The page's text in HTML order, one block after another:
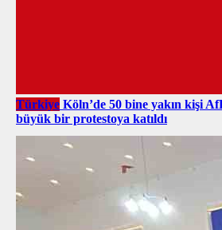
Türkiye Köln’de 50 bine yakın kişi
büyük bir protestoya katıldı